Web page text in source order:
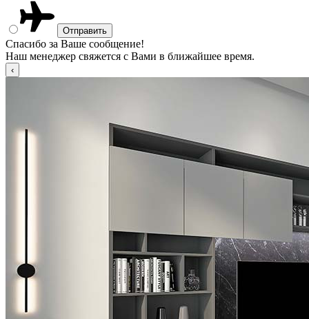
Спасибо за Ваше сообщение!
Наш менеджер свяжется с Вами в ближайшее время.